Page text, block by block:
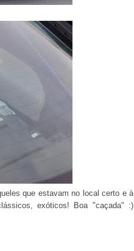
que estavam no local certo e à
exóticos! Boa "caçada" :)